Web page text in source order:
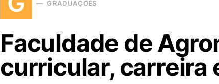
GRADUAÇÕES
Faculdade de
curricular, carreira